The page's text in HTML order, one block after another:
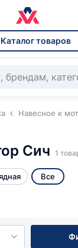
Каталог товаров
Навесное к
Сич 1
Все